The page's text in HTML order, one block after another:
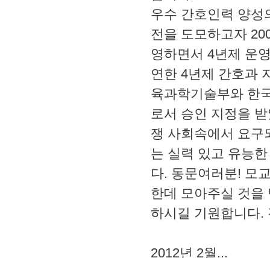
우수 간호인력 양성
전을 도모하고자
영하면서 4년제 운
연한 4년제 간호과
육과학기술부와 한
로서 승인 지정을
쟁 사회속에서 요구
는 실력 있고 유능
다. 동문여러분! 모
한데 모아주실 것을
하시길 기원합니다.
2012년 2월...